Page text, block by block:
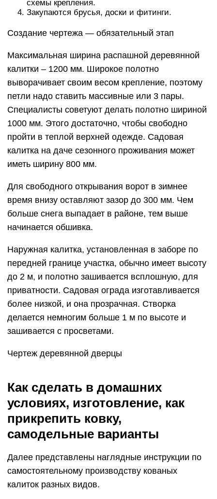
схемы крепления.
Закупаются брусья, доски и фитинги.
Создание чертежа — обязательный этап
Максимальная ширина распашной деревянной
калитки – 1200 мм. Широкое полотно
выворачивает своим весом крепление, поэтому
петли надо ставить массивные или 3 пары.
Специалисты советуют делать полотно шириной
1000 мм. Этого достаточно, чтобы свободно
пройти в теплой верхней одежде. Садовая
калитка на даче сезонного проживания может
иметь ширину 800 мм.
Для свободного открывания ворот в зимнее
время внизу оставляют зазор до 300 мм. Чем
больше снега выпадает в районе, тем выше
начинается обшивка.
Наружная калитка, установленная в заборе по
передней границе участка, обычно имеет высоту
до 2 м, и полотно зашивается всплошную, для
приватности. Садовая ограда изготавливается
более низкой, и она прозрачная. Створка
делается немногим больше 1 м по высоте и
зашивается с просветами.
Чертеж деревянной дверцы
Как сделать в домашних
условиях, изготовление, как
прикрепить ковку,
самодельные варианты
Далее представлены наглядные инструкции по
самостоятельному производству кованых
калиток разных видов.